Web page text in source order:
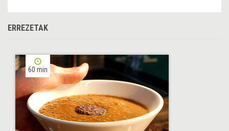
ERREZETAK
60 min